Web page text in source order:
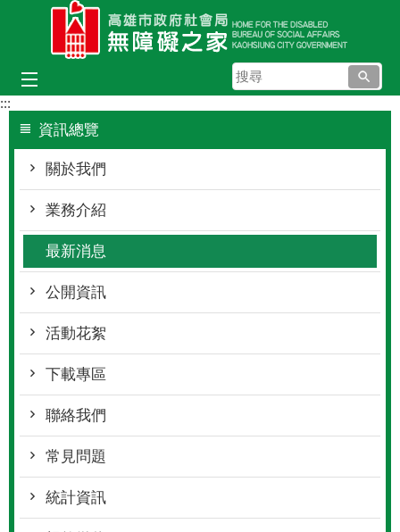
跳到主要內容區塊
搜
尋
:::
資訊總覽
關於我們
業務介紹
最新消息
公開資訊
活動花絮
下載專區
聯絡我們
常見問題
統計資訊